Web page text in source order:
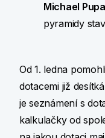
Michael
pyramidy
Od 1. ledna
dotacemi již
je seznámení s
kalkulačky od